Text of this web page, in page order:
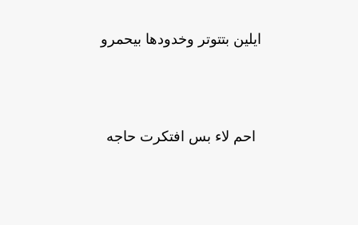
ايلين بتتوتر وخدودها بيحمرو
احم لاء بس افتكرت حاجه